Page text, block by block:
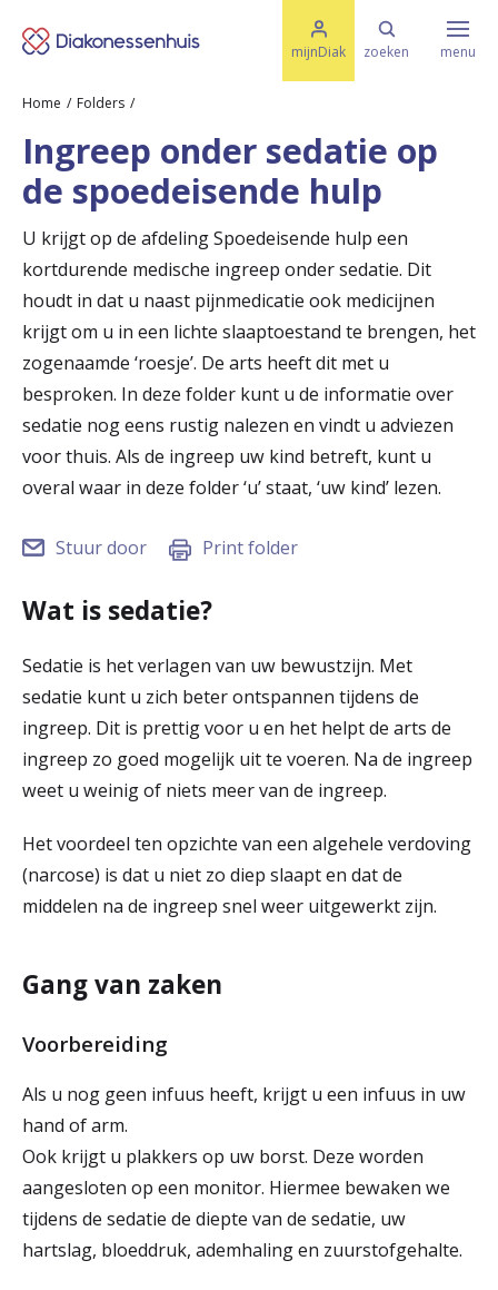
mijnDiak zoeken
M
e
menu
Ziektes & Aandoeningen
Uw bezoek
Spoed
Translate
Werken & Leren bij
Home Folders
Ingreep onder sedatie op
de spoedeisende hulp
U krijgt op de afdeling Spoedeisende hulp een
kortdurende medische ingreep onder sedatie. Dit
houdt in dat u naast pijnmedicatie ook medicijnen
krijgt om u in een lichte slaaptoestand te brengen, het
zogenaamde ‘roesje’. De arts heeft dit met u
besproken. In deze folder kunt u de informatie over
sedatie nog eens rustig nalezen en vindt u adviezen
voor thuis. Als de ingreep uw kind betreft, kunt u
overal waar in deze folder ‘u’ staat, ‘uw kind’ lezen.
Stuur door Print folder
Wat is sedatie?
Sedatie is het verlagen van uw bewustzijn. Met
sedatie kunt u zich beter ontspannen tijdens de
ingreep. Dit is prettig voor u en het helpt de arts de
ingreep zo goed mogelijk uit te voeren. Na de ingreep
weet u weinig of niets meer van de ingreep.
Het voordeel ten opzichte van een algehele verdoving
(narcose) is dat u niet zo diep slaapt en dat de
middelen na de ingreep snel weer uitgewerkt zijn.
Gang van zaken
Voorbereiding
Als u nog geen infuus heeft, krijgt u een infuus in uw
hand of arm.
Ook krijgt u plakkers op uw borst. Deze worden
aangesloten op een monitor. Hiermee bewaken we
tijdens de sedatie de diepte van de sedatie, uw
hartslag, bloeddruk, ademhaling en zuurstofgehalte.